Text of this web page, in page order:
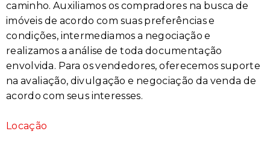
caminho. Auxiliamos os compradores na busca de
imóveis de acordo com suas preferências e
condições, intermediamos a negociação e
realizamos a análise de toda documentação
envolvida. Para os vendedores, oferecemos suporte
na avaliação, divulgação e negociação da venda de
acordo com seus interesses.
Locação